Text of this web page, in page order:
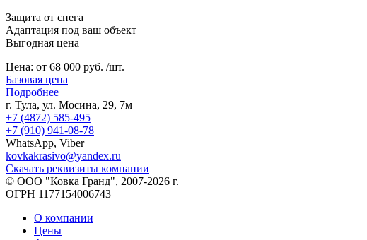
Защита от снега
Адаптация под ваш объект
Выгодная цена
Цена: от 68 000 руб. /шт.
Базовая цена
Подробнее
г. Тула, ул. Мосина, 29, 7м
+7 (4872) 585-495
+7 (910) 941-08-78
WhatsApp, Viber
kovkakrasivo@yandex.ru
Скачать реквизиты компании
© ООО "Ковка Гранд", 2007-2026 г.
ОГРН 1177154006743
О компании
Цены